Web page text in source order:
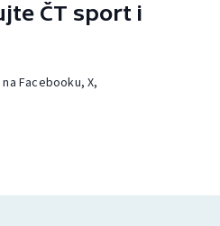
ČT sport i
Facebooku, X,